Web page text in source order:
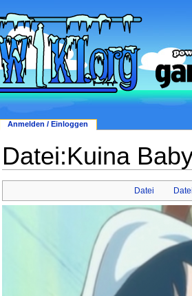
Datei:Kuina
Datei
Anmelden / Einloggen